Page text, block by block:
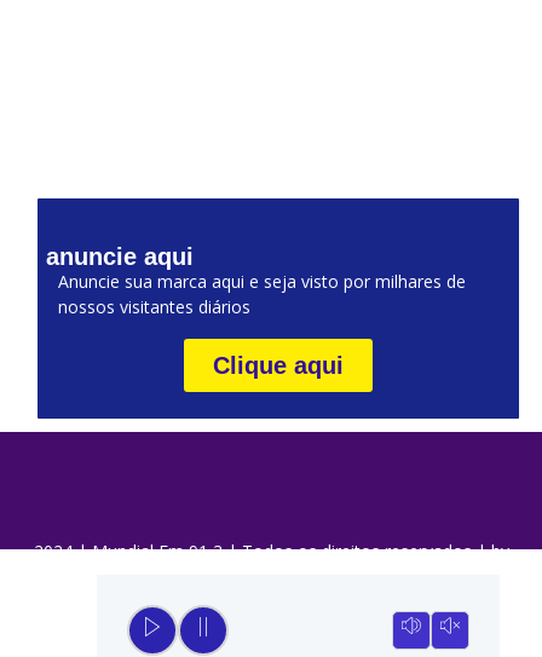
anuncie aqui
Anuncie sua marca aqui e seja visto por milhares de
nossos visitantes diários
Clique aqui
2024 | Mundial Fm 91,3 | Todos os direitos reservados | by